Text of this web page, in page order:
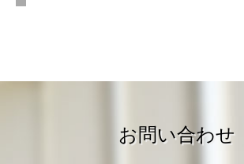
お問い合わせ